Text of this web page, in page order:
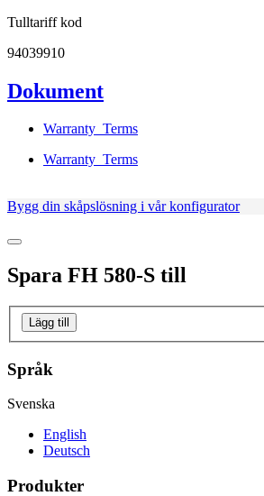
Tulltariff kod
94039910
Dokument
Warranty_Terms
Warranty_Terms
Bygg din skåpslösning i vår konfigurator
Spara FH 580-S till
Lägg till
Språk
Svenska
English
Deutsch
Produkter